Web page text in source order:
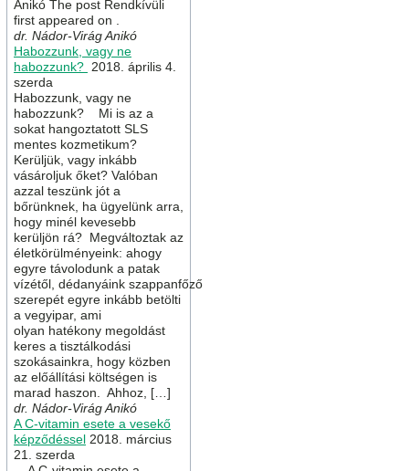
Anikó The post Rendkívüli
first appeared on .
dr. Nádor-Virág Anikó
Habozzunk, vagy ne
habozzunk? 2018. április 4.
szerda
Habozzunk, vagy ne
habozzunk? Mi is az a
sokat hangoztatott SLS
mentes kozmetikum?
Kerüljük, vagy inkább
vásároljuk őket? Valóban
azzal teszünk jót a
bőrünknek, ha ügyelünk arra,
hogy minél kevesebb
kerüljön rá? Megváltoztak az
életkörülményeink: ahogy
egyre távolodunk a patak
vízétől, dédanyáink szappanfőző
szerepét egyre inkább betölti
a vegyipar, ami
olyan hatékony megoldást
keres a tisztálkodási
szokásainkra, hogy közben
az előállítási költségen is
marad haszon. Ahhoz, […]
dr. Nádor-Virág Anikó
A C-vitamin esete a vesekő
képződéssel 2018. március
21. szerda